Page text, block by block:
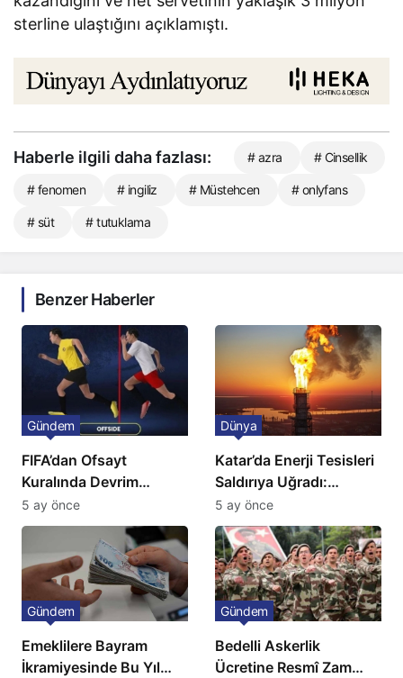
sterline ulaştığını açıklamıştı.
Haberle ilgili daha fazlası: # azra # Cinsellik
# fenomen # ingiliz # Müstehcen # onlyfans
# süt # tutuklama
Benzer Haberler
FIFA’dan Ofsayt
Kuralında Devrim
Niteliğinde Onay
Gündem
5 ay önce
Katar’da Enerji Tesisleri
Saldırıya Uğradı:
Avrupa’da Doğalgaz
Fiyatlarında Sert Artış
Dünya
5 ay önce
Emeklilere Bayram
İkramiyesinde Bu Yıl
Gündem
Bedelli Askerlik
Ücretine Resmî Zam
Gündem